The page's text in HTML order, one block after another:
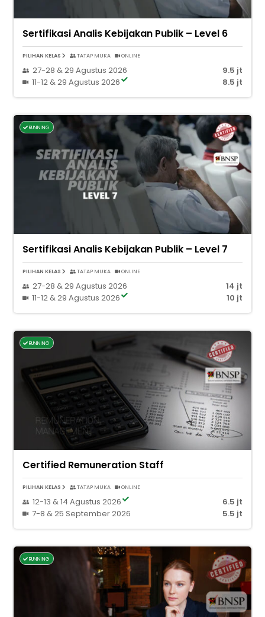
Sertifikasi Analis Kebijakan Publik – Level 6
PILIHAN KELAS TATAP MUKA ONLINE
27-28 & 29 Agustus 2026
9.5 jt
11-12 & 29 Agustus 2026
8.5 jt
RUNNING
Sertifikasi Analis Kebijakan Publik – Level 7
PILIHAN KELAS TATAP MUKA ONLINE
27-28 & 29 Agustus 2026
14 jt
11-12 & 29 Agustus 2026
10 jt
RUNNING
Certified Remuneration Staff
PILIHAN KELAS TATAP MUKA ONLINE
12-13 & 14 Agustus 2026
6.5 jt
7-8 & 25 September 2026
5.5 jt
RUNNING